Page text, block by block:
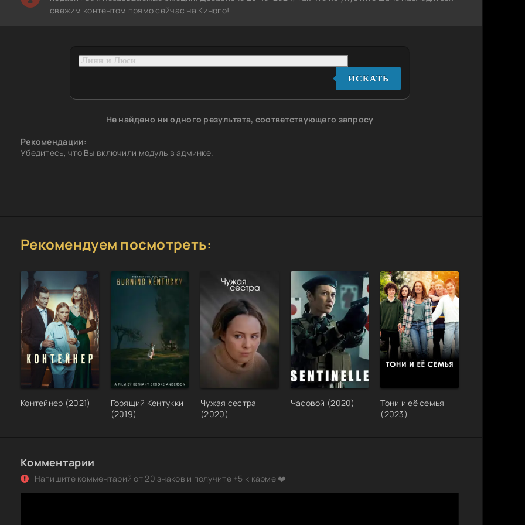
свежим контентом прямо сейчас на Киного!
ИСКАТЬ
Не найдено ни одного результата, соответствующего запросу
Рекомендации:
Убедитесь, что Вы включили модуль в админке.
Рекомендуем посмотреть:
Контейнер (2021)
Горящий Кентукки
(2019)
Чужая сестра
(2020)
Часовой (2020)
Тони и её семья
(2023)
Комментарии
Напишите комментарий от 20 знаков и получите +5 к карме ❤️